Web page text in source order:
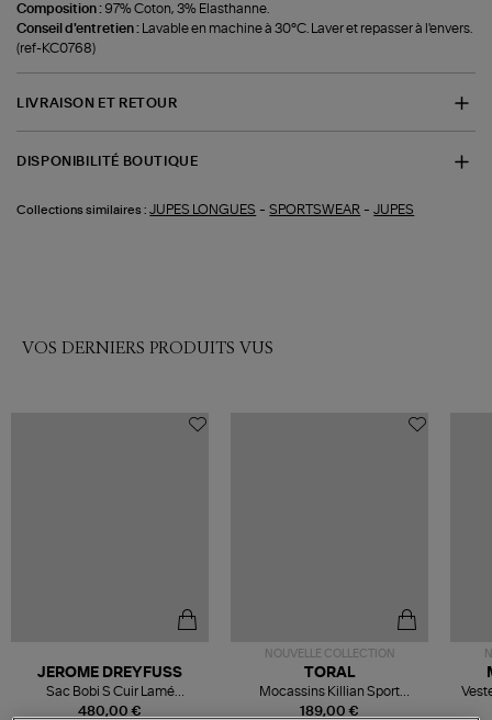
Composition : 97% Coton, 3% Elasthanne.
Conseil d'entretien :
Lavable en machine à 30°C. Laver et repasser à l'envers.
(ref-KC0768)
LIVRAISON ET RETOUR
DISPONIBILITÉ BOUTIQUE
Collections similaires : JUPES LONGUES -SPORTSWEAR -JUPES
VOS DERNIERS PRODUITS VUS
480,00 €
JEROME DREYFUSS
Sac Bobi S Cuir Lamé
Champagne
NOUVELLE COLLECTION
189,00 €
TORAL
Mocassins Killian Sport
Mousse